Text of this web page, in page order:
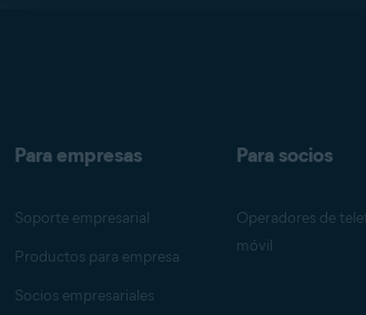
Para empresas
Soporte empresarial
Productos para empresa
Socios empresariales
Para socios
Operadores de
móvil